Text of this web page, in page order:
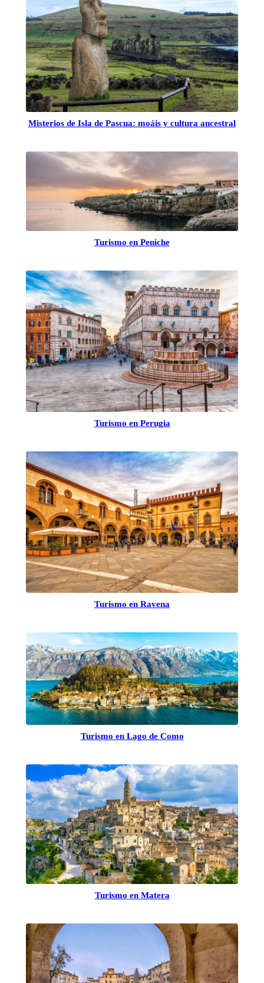
Misterios de Isla de Pascua: moáis y cultura ancestral
Turismo en Peniche
Turismo en Perugia
Turismo en Ravena
Turismo en Lago de Como
Turismo en Matera